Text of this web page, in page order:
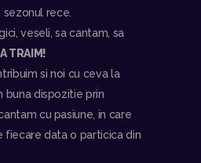
rece.
veseli, sa cantam, sa
TRAIM!
si noi cu ceva la
buna dispozitie prin
cu pasiune, in care
fiecare data o particica din